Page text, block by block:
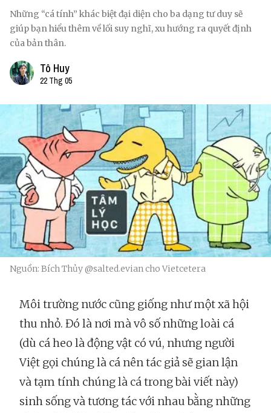
Những “cá tính” khác biệt đại diện cho ba dạng tư duy sẽ
giúp bạn hiểu thêm về lối suy nghĩ, xu hướng ra quyết định
của bản thân.
Tô Huy
22 Thg 05
Nguồn: Bích Thủy @salted.evian cho Vietcetera
Môi trường nước cũng giống như một xã hội
thu nhỏ. Đó là nơi mà vô số những loài cá
(dù cá heo là động vật có vú, nhưng người
Việt gọi chúng là cá nên tác giả sẽ gian lận
và tạm tính chúng là cá trong bài viết này)
sinh sống và tương tác với nhau bằng những